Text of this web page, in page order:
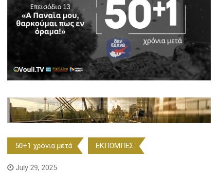
50+1 χρόνια μετά ΕΚΠΟΜΠΕΣ
July 29, 2025